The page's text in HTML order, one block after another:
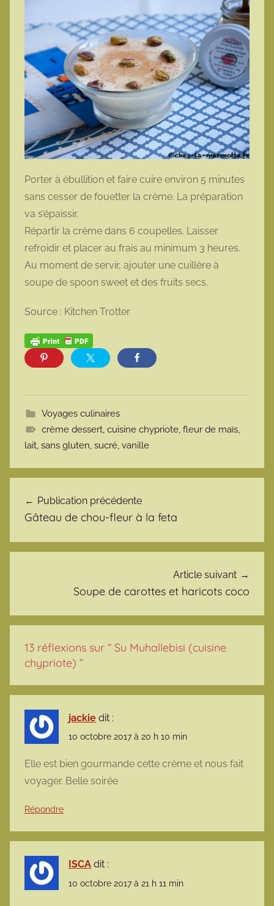
Porter à ébullition et faire cuire environ 5 minutes
sans cesser de fouetter la crème. La préparation
va s’épaissir.
Répartir la crème dans 6 coupelles. Laisser
refroidir et placer au frais au minimum 3 heures.
Au moment de servir, ajouter une cuillère à
soupe de spoon sweet et des fruits secs.
Source : Kitchen Trotter
Voyages culinaires
crème dessert, cuisine chypriote, fleur de maïs,
lait, sans gluten, sucré, vanille
Publication précédente
Gâteau de chou-fleur à la feta
Article suivant
Soupe de carottes et haricots coco
13 réflexions sur “ Su Muhallebisi (cuisine
chypriote) ”
jackie dit :
10 octobre 2017 à 20 h 10 min
Elle est bien gourmande cette crème et nous fait
voyager. Belle soirée
Répondre
ISCA dit :
10 octobre 2017 à 21 h 11 min